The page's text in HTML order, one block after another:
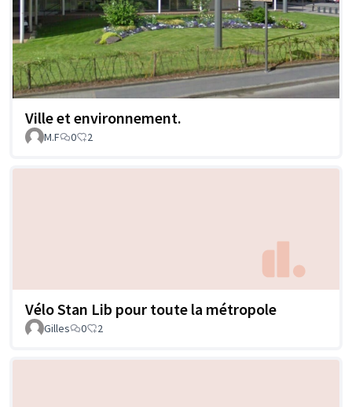
Ville et environnement.
M.F 0 2
Vélo Stan Lib pour toute la métropole
Gilles 0 2